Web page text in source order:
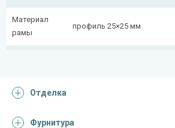
Материал
рамы
профиль 25×25 мм
Отделка
Фурнитура